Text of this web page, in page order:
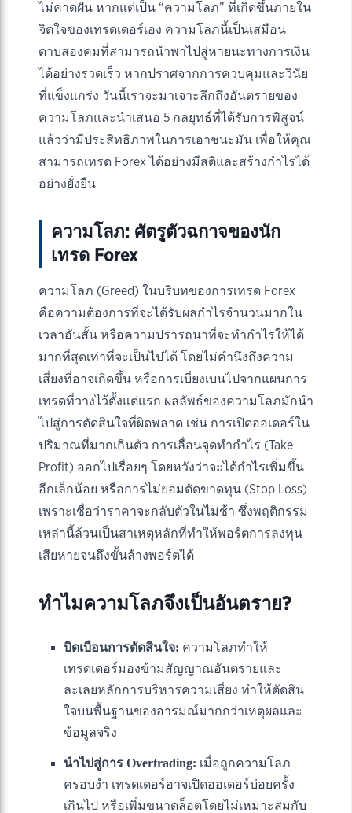
ไม่คาดฝัน หากแต่เป็น “ความโลภ” ที่เกิดขึ้นภายใน
จิตใจของเทรดเดอร์เอง ความโลภนี้เป็นเสมือน
ดาบสองคมที่สามารถนำพาไปสู่หายนะทางการเงิน
ได้อย่างรวดเร็ว หากปราศจากการควบคุมและวินัย
ที่แข็งแกร่ง วันนี้เราจะมาเจาะลึกถึงอันตรายของ
ความโลภและนำเสนอ 5 กลยุทธ์ที่ได้รับการพิสูจน์
แล้วว่ามีประสิทธิภาพในการเอาชนะมัน เพื่อให้คุณ
สามารถเทรด Forex ได้อย่างมีสติและสร้างกำไรได้
อย่างยั่งยืน
ความโลภ: ศัตรูตัวฉกาจของนัก
เทรด Forex
ความโลภ (Greed) ในบริบทของการเทรด Forex
คือความต้องการที่จะได้รับผลกำไรจำนวนมากใน
เวลาอันสั้น หรือความปรารถนาที่จะทำกำไรให้ได้
มากที่สุดเท่าที่จะเป็นไปได้ โดยไม่คำนึงถึงความ
เสี่ยงที่อาจเกิดขึ้น หรือการเบี่ยงเบนไปจากแผนการ
เทรดที่วางไว้ตั้งแต่แรก ผลลัพธ์ของความโลภมักนำ
ไปสู่การตัดสินใจที่ผิดพลาด เช่น การเปิดออเดอร์ใน
ปริมาณที่มากเกินตัว การเลื่อนจุดทำกำไร (Take
Profit) ออกไปเรื่อยๆ โดยหวังว่าจะได้กำไรเพิ่มขึ้น
อีกเล็กน้อย หรือการไม่ยอมตัดขาดทุน (Stop Loss)
เพราะเชื่อว่าราคาจะกลับตัวในไม่ช้า ซึ่งพฤติกรรม
เหล่านี้ล้วนเป็นสาเหตุหลักที่ทำให้พอร์ตการลงทุน
เสียหายจนถึงขั้นล้างพอร์ตได้
ทำไมความโลภจึงเป็นอันตราย?
บิดเบือนการตัดสินใจ: ความโลภทำให้
เทรดเดอร์มองข้ามสัญญาณอันตรายและ
ละเลยหลักการบริหารความเสี่ยง ทำให้ตัดสิน
ใจบนพื้นฐานของอารมณ์มากกว่าเหตุผลและ
ข้อมูลจริง
นำไปสู่การ Overtrading: เมื่อถูกความโลภ
ครอบงำ เทรดเดอร์อาจเปิดออเดอร์บ่อยครั้ง
เกินไป หรือเพิ่มขนาดล็อตโดยไม่เหมาะสมกับ